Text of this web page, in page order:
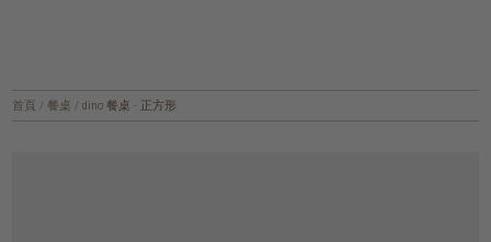
首頁 / 餐桌 / dino 餐桌 - 正方形